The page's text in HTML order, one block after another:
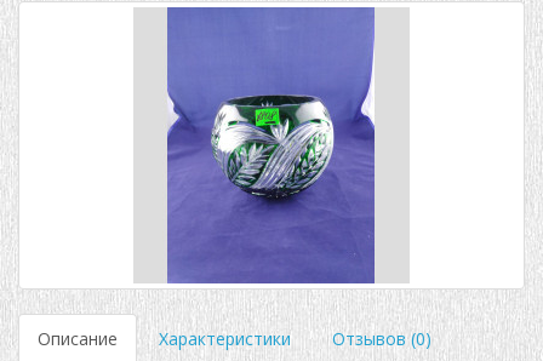
Описание Характеристики Отзывов (0)